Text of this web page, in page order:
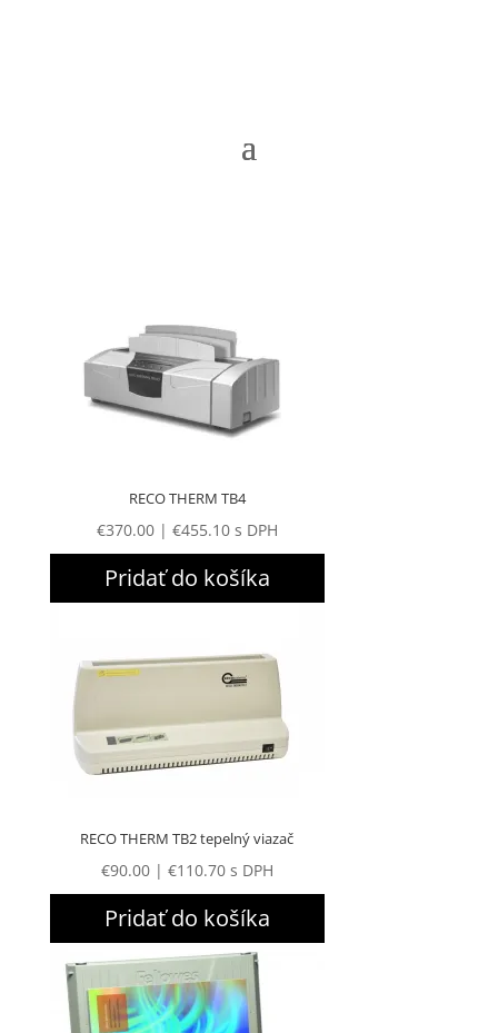
RECO THERM TB4
€370.00 | €455.10s DPH
Pridať do košíka
RECO THERM TB2 tepelný viazač
€90.00 | €110.70s DPH
Pridať do košíka